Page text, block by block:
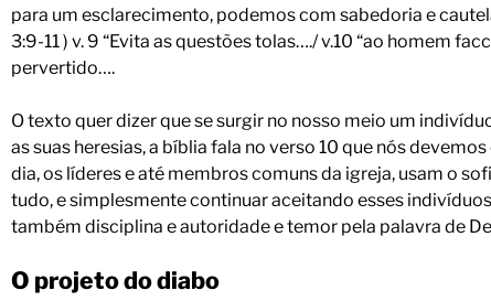
para um esclarecimento, podemos com sabedoria e
3:9-11 ) v. 9 “Evita as questões tolas…./ v.10 “ao homem
pervertido….
O texto quer dizer que se surgir no nosso meio um
as suas heresias, a bíblia fala no verso 10 que nós
dia, os líderes e até membros comuns da igreja, usam o
tudo, e simplesmente continuar aceitando esses
também disciplina e autoridade e temor pela palavra de
O projeto do diabo